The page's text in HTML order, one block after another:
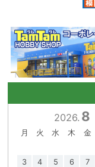
2026. 8
月 火 水 木 金
3
4 5 6 7